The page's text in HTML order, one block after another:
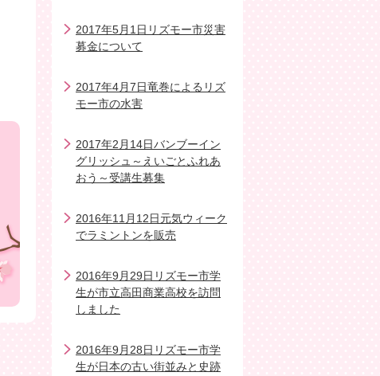
2017年5月1日リズモー市災害
募金について
2017年4月7日竜巻によるリズ
モー市の水害
2017年2月14日バンブーイン
グリッシュ～えいごとふれあ
おう～受講生募集
2016年11月12日元気ウィーク
でラミントンを販売
2016年9月29日リズモー市学
生が市立高田商業高校を訪問
しました
2016年9月28日リズモー市学
生が日本の古い街並みと史跡